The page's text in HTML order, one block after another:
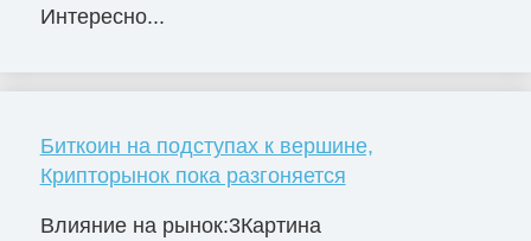
Интересно...
Биткоин на подступах к вершине,
Крипторынок пока разгоняется
Влияние на рынок:3Картина